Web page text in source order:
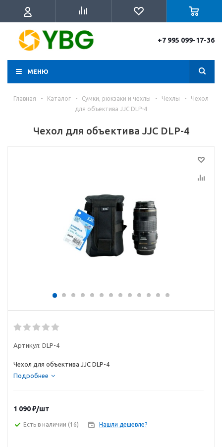
+7 995 099-17-36
МЕНЮ
Главная - Каталог - Сумки, рюкзаки и чехлы - Чехлы -
Чехол
для объектива JJC DLP-4
Чехол для объектива JJC DLP-4
Артикул: DLP-4
Чехол для объектива JJC DLP-4
Подробнее
1 090₽/шт
Есть в наличии (16) Нашли дешевле?